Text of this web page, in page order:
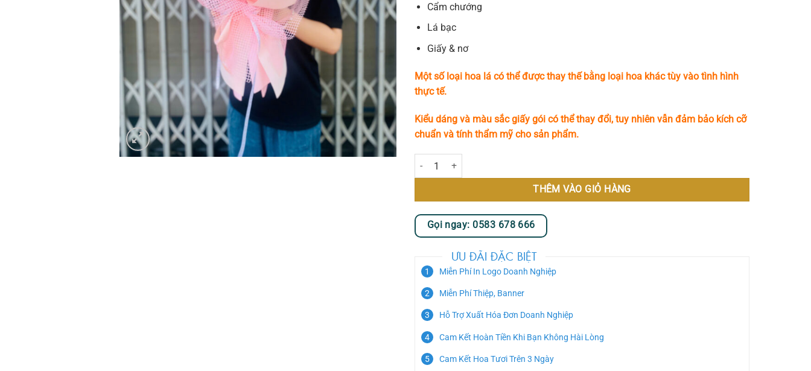
Cẩm chướng
Lá bạc
Giấy & nơ
Một số loại hoa lá có thể được thay thế bằng loại hoa khác tùy vào tình hình
thực tế.
Kiểu dáng và màu sắc giấy gói có thể thay đổi, tuy nhiên vẫn đảm bảo kích cỡ
chuẩn và tính thẩm mỹ cho sản phẩm.
Calliope số lượng
THÊM VÀO GIỎ HÀNG
Gọi ngay: 0583 678 666
ƯU ĐÃI ĐẶC BIỆT
Miễn Phí In Logo Doanh Nghiệp
Miễn Phí Thiệp, Banner
Hỗ Trợ Xuất Hóa Đơn Doanh Nghiệp
Cam Kết Hoàn Tiền Khi Bạn Không Hài Lòng
Cam Kết Hoa Tươi Trên 3 Ngày